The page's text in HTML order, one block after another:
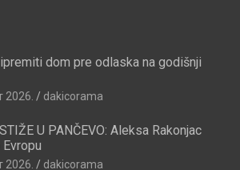
dom pre odlaska na godišnji
2026. dakicorama
U PANČEVO: Aleksa Rakonjac
2026. dakicorama